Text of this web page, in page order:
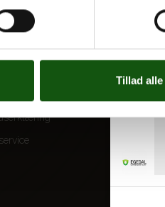
Tillad alle